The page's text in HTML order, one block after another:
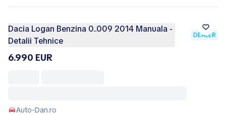
Dacia Logan Benzina 0..009 2014 Manuala -
Detalii Tehnice
DEALER
6.990 EUR
Auto-Dan.ro